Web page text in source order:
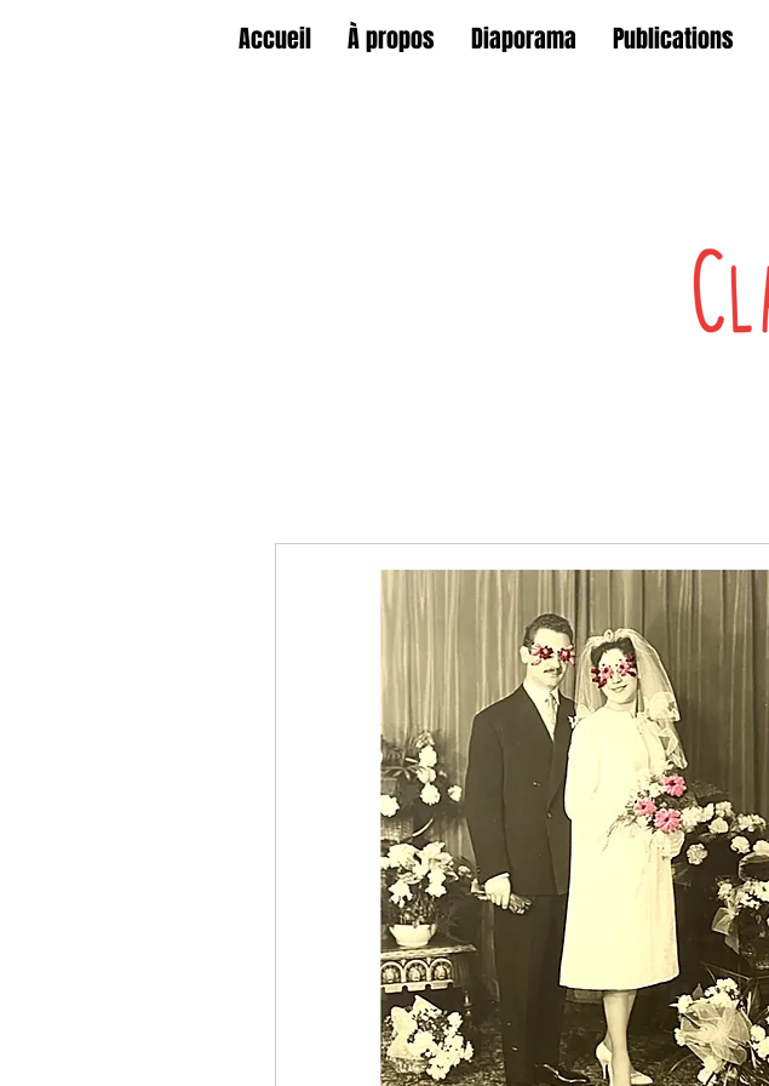
Accueil À propos Diaporama Publications